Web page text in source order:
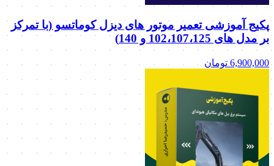
پکیج آموزشی تعمیر موتور های دیزل کوماتسو (با تمرکز
بر مدل های 102،107،125 و 140)
6,900,000 تومان